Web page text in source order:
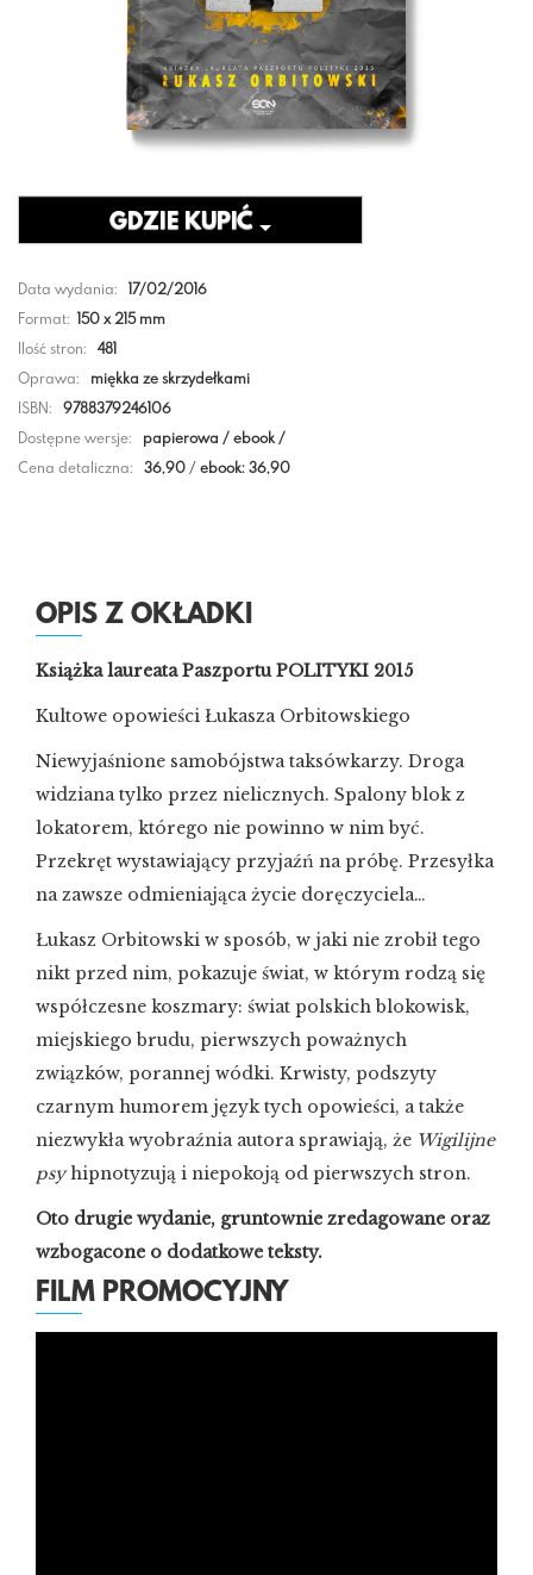
Data wydania:
17/02/2016
Format: 150 x 215 mm
Ilość stron:
481
Oprawa:
miękka ze skrzydełkami
ISBN:
9788379246106
Dostępne wersje:
papierowa / ebook /
Cena detaliczna:
36,90/ebook: 36,90
GDZIE KUPIĆ
OPIS Z OKŁADKI
Książka laureata Paszportu POLITYKI 2015
Kultowe opowieści Łukasza Orbitowskiego
Niewyjaśnione samobójstwa taksówkarzy. Droga
widziana tylko przez nielicznych. Spalony blok z
lokatorem, którego nie powinno w nim być.
Przekręt wystawiający przyjaźń na próbę. Przesyłka
na zawsze odmieniająca życie doręczyciela…
Łukasz Orbitowski w sposób, w jaki nie zrobił tego
nikt przed nim, pokazuje świat, w którym rodzą się
współczesne koszmary: świat polskich blokowisk,
miejskiego brudu, pierwszych poważnych
związków, porannej wódki. Krwisty, podszyty
czarnym humorem język tych opowieści, a także
niezwykła wyobraźnia autora sprawiają, że Wigilijne
psyhipnotyzują i niepokoją od pierwszych stron.
Oto drugie wydanie, gruntownie zredagowane oraz
wzbogacone o dodatkowe teksty.
FILM PROMOCYJNY